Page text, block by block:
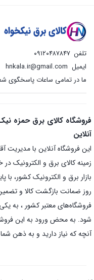
تلفن ۰۹۱۲۰۴۸۷۸۴۷
ایمیل hnkala.ir@gmail.com
ما در تمامی ساعات پاسخگوی
فروشگاه کالای برق حمزه
آنلاین
این فروشگاه آنلاین با مدیریت
زمینه کالای برق و الکترونیک در
روز ضمانت بازگشت کالا و
فروشگاه‌های معتبر کشور ، به
شود. به محض ورود به این
آنچه که نیاز دارید و به ذهن